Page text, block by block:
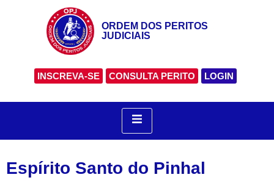
ORDEM DOS PERITOS
JUDICIAIS
INSCREVA-SE CONSULTA PERITO LOGIN
Espírito Santo do Pinhal